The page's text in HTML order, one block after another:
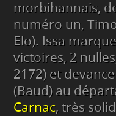
morbihannais,
numéro un,
Elo). Issa
victoires, 2
2172) et
(Baud) au
Carnac, très